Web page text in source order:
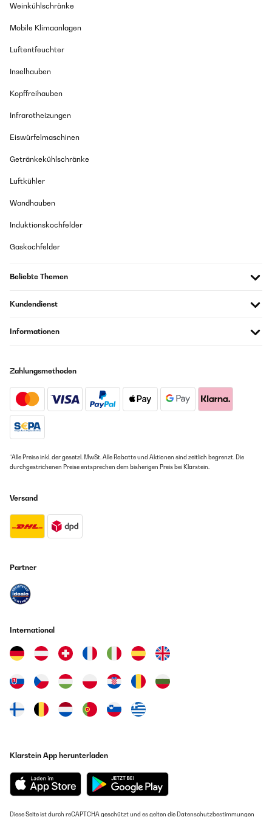
Weinkühlschränke
Mobile Klimaanlagen
Luftentfeuchter
Inselhauben
Kopffreihauben
Infrarotheizungen
Eiswürfelmaschinen
Getränkekühlschränke
Luftkühler
Wandhauben
Induktionskochfelder
Gaskochfelder
Beliebte Themen
Kundendienst
Informationen
Zahlungsmethoden
*Alle Preise inkl. der gesetzl. MwSt. Alle Rabatte und Aktionen sind zeitlich begrenzt. Die
durchgestrichenen Preise entsprechen dem bisherigen Preis bei Klarstein.
Versand
Partner
International
Klarstein App herunterladen
Diese Seite ist durch reCAPTCHA geschützt und es gelten die Datenschutzbestimmungen